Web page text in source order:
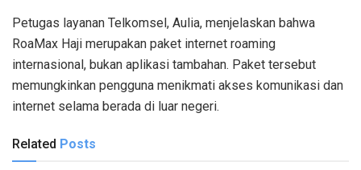
Petugas layanan Telkomsel, Aulia, menjelaskan bahwa
RoaMax Haji merupakan paket internet roaming
internasional, bukan aplikasi tambahan. Paket tersebut
memungkinkan pengguna menikmati akses komunikasi dan
internet selama berada di luar negeri.
Related Posts